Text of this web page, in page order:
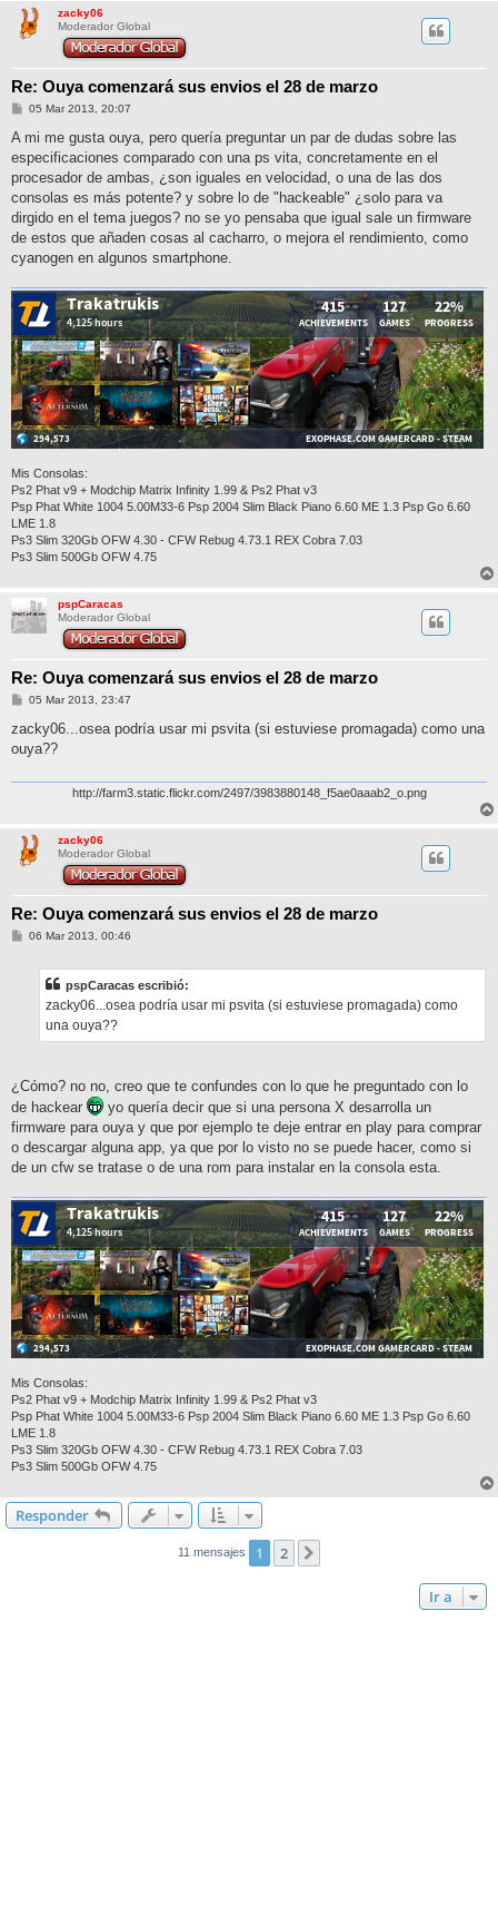
zacky06
Moderador Global
Re: Ouya comenzará sus envios el 28 de marzo
M
n
a
j
05 Mar 2013, 20:07
A mi me gusta ouya, pero quería preguntar un par de dudas sobre las
especificaciones comparado con una ps vita, concretamente en el
procesador de ambas, ¿son iguales en velocidad, o una de las dos
consolas es más potente? y sobre lo de "hackeable" ¿solo para va
dirgido en el tema juegos? no se yo pensaba que igual sale un firmware
de estos que añaden cosas al cacharro, o mejora el rendimiento, como
cyanogen en algunos smartphone.
Mis Consolas:
Ps2 Phat v9 + Modchip Matrix Infinity 1.99 & Ps2 Phat v3
Psp Phat White 1004 5.00M33-6 Psp 2004 Slim Black Piano 6.60 ME 1.3 Psp Go 6.60
LME 1.8
Ps3 Slim 320Gb OFW 4.30 - CFW Rebug 4.73.1 REX Cobra 7.03
Ps3 Slim 500Gb OFW 4.75
pspCaracas
Moderador Global
Re: Ouya comenzará sus envios el 28 de marzo
M
n
a
05 Mar 2013, 23:47
zacky06...osea podría usar mi psvita (si estuviese promagada) como una
ouya??
http://farm3.static.flickr.com/2497/3983880148_f5ae0aaab2_o.png
zacky06
Moderador Global
Re: Ouya comenzará sus envios el 28 de marzo
M06 Mar 2013, 00:46
pspCaracas escribió:
zacky06...osea podría usar mi psvita (si estuviese promagada) como
una ouya??
¿Cómo? no no, creo que te confundes con lo que he preguntado con lo
de hackear
yo quería decir que si una persona X desarrolla un
firmware para ouya y que por ejemplo te deje entrar en play para comprar
o descargar alguna app, ya que por lo visto no se puede hacer, como si
de un cfw se tratase o de una rom para instalar en la consola esta.
Mis Consolas:
Ps2 Phat v9 + Modchip Matrix Infinity 1.99 & Ps2 Phat v3
Psp Phat White 1004 5.00M33-6 Psp 2004 Slim Black Piano 6.60 ME 1.3 Psp Go 6.60
LME 1.8
Ps3 Slim 320Gb OFW 4.30 - CFW Rebug 4.73.1 REX Cobra 7.03
Ps3 Slim 500Gb OFW 4.75
Responder
11 mensajes 1 2
Ir a